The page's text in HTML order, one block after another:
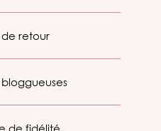
de retour
de fidélité